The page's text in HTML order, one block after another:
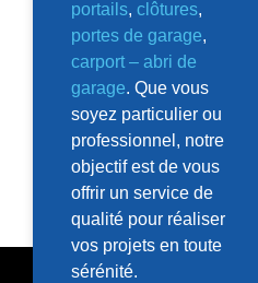
portails, clôtures,
portes de garage,
carport – abri de
garage. Que vous
soyez particulier ou
professionnel, notre
objectif est de vous
offrir un service de
qualité pour réaliser
vos projets en toute
sérénité.